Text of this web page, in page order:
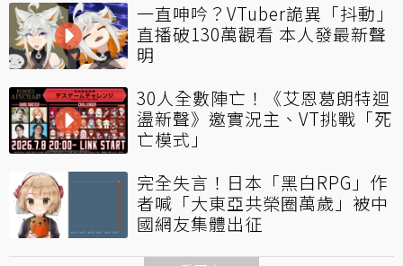
一直呻吟？VTuber詭異「抖動」
直播破130萬觀看 本人發最新聲
明
30人全數陣亡！《艾恩葛朗特迴
盪新聲》邀實況主、VT挑戰「死
亡模式」
完全失言！日本「黑白RPG」作
者喊「大東亞共榮圈萬歲」被中
國網友集體出征